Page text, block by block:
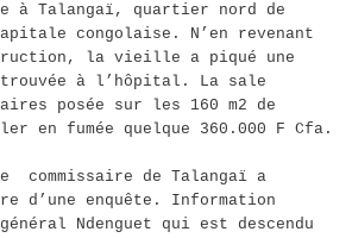
à Talangaï, quartier nord de
congolaise. N’en revenant
la vieille a piqué une
à l’hôpital. La sale
posée sur les 160 m2 de
en fumée quelque 360.000 F Cfa.
commissaire de Talangaï a
d’une enquête. Information
Ndenguet qui est descendu